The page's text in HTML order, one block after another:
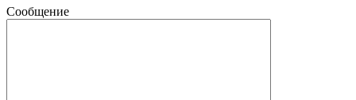
Сообщение